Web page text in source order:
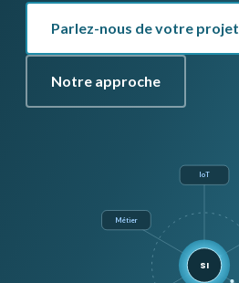
Parlez-nous de votre projet
Notre approche
SI
IoT
Métier